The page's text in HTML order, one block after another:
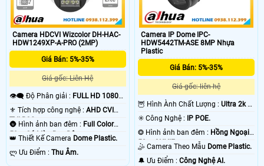
Camera HDCVI Wizcolor DH-HAC-
HDW1249XP-A-PRO (2MP)
Giá Bán: 5%-35%
Giá gốc: Liên Hệ
👁️‍🗨 Độ Phân giải : FULL HD 1080P
⚜️ Tích hợp công nghệ : AHD CVI
TVI BCS.
🌚 Hình ảnh ban đêm : Full Color
50m Có Màu Ban Ðêm.
👑 Thiết Kế Camera Dome Plastic.
️ლ Ưu Điểm : Thu Âm.
Camera IP Dome IPC-
HDW5442TM-ASE 8MP Nhựa
Plastic
Giá Bán: 5%-35%
Giá gốc: liên hệ
🦉 Hình Ành Chất Lượng :Ultra 2k +
.
✳️ Công Nghệ :
IP POE.
❂ Hình ảnh ban đêm : Hồng Ngoại
50m ONVIF.
🤹 Camera Theo Mẫu Dome Plastic.
️🔔 Ưu Điểm :Công Nghệ AI.